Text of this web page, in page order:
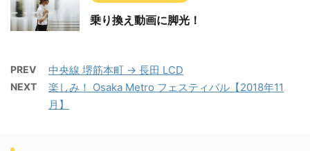
乗り換え動画に脚光！
PREV 中央線 堺筋本町 → 長田 LCD
NEXT
楽しみ！ Osaka Metro フェスティバル【2018年11
月】